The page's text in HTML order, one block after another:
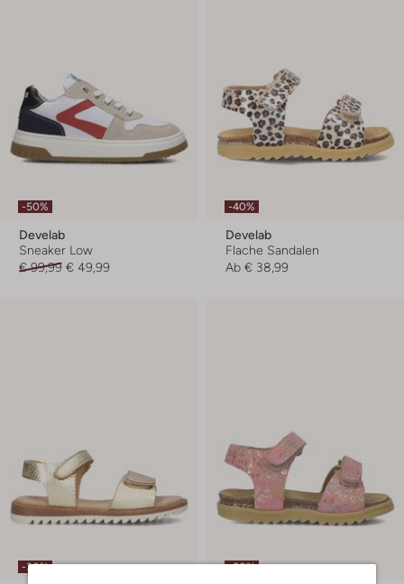
-50%
Develab
Sneaker Low
€ 99,99 € 49,99
-40%
Develab
Flache Sandalen
Ab € 38,99
-30% -50%